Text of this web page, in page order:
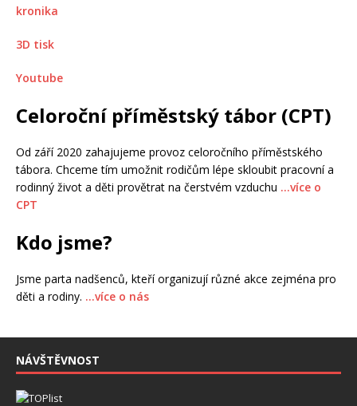
kronika
3D tisk
Youtube
Celoroční příměstský tábor (CPT)
Od září 2020 zahajujeme provoz celoročního příměstského
tábora. Chceme tím umožnit rodičům lépe skloubit pracovní a
rodinný život a děti provětrat na čerstvém vzduchu …více o
CPT
Kdo jsme?
Jsme parta nadšenců, kteří organizují různé akce zejména pro
děti a rodiny. …více o nás
NÁVŠTĚVNOST